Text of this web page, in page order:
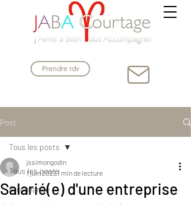
Prendre rdv
Post
Tous les posts
Prévoyance
Tous les posts
Salarié(e) d'une entreprise
jssimongodin
1 juin 20231 min de lecture